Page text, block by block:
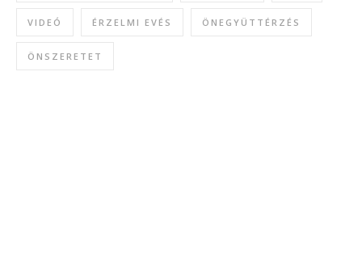
VIDEÓ ÉRZELMI EVÉS ÖNEGYÜTTÉRZÉS
ÖNSZERETET